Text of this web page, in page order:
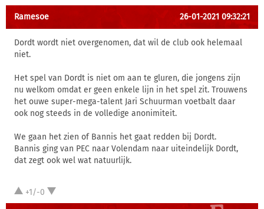
Ramesoe 26-01-2021 09:32:21
Dordt wordt niet overgenomen, dat wil de club ook helemaal
niet.
Het spel van Dordt is niet om aan te gluren, die jongens zijn
nu welkom omdat er geen enkele lijn in het spel zit. Trouwens
het ouwe super-mega-talent Jari Schuurman voetbalt daar
ook nog steeds in de volledige anonimiteit.
We gaan het zien of Bannis het gaat redden bij Dordt.
Bannis ging van PEC naar Volendam naar uiteindelijk Dordt,
dat zegt ook wel wat natuurlijk.
+1/-0